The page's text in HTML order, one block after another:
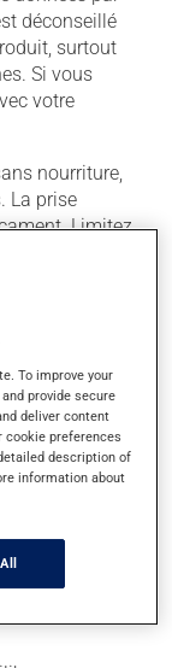
déconseillé
surtout
Si vous
votre
nourriture,
La prise
Limitez
de
peut à
(effets
comment
To improve your
provide secure
deliver content
cookie preferences
description of
information about